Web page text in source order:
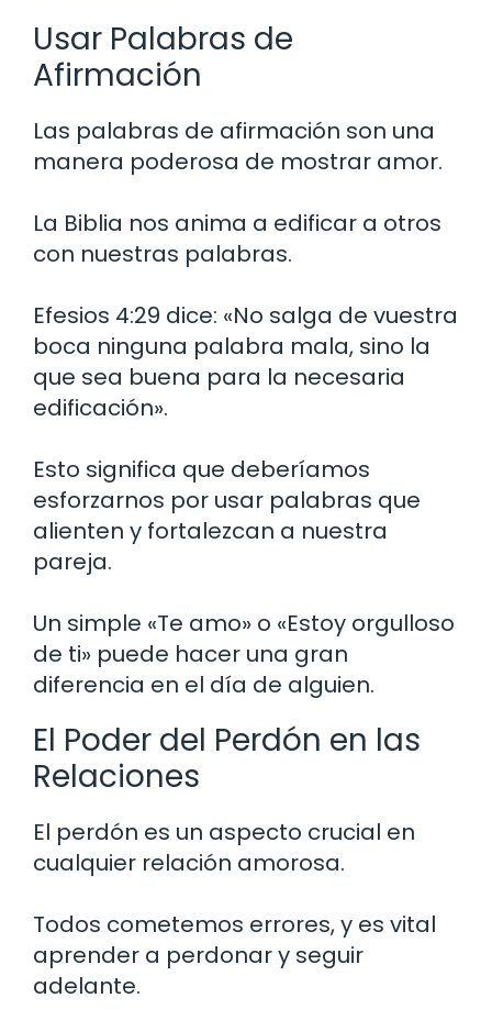
Usar Palabras de
Afirmación
Las palabras de afirmación son una
manera poderosa de mostrar amor.
La Biblia nos anima a edificar a otros
con nuestras palabras.
Efesios 4:29 dice: «No salga de vuestra
boca ninguna palabra mala, sino la
que sea buena para la necesaria
edificación».
Esto significa que deberíamos
esforzarnos por usar palabras que
alienten y fortalezcan a nuestra
pareja.
Un simple «Te amo» o «Estoy orgulloso
de ti» puede hacer una gran
diferencia en el día de alguien.
El Poder del Perdón en las
Relaciones
El perdón es un aspecto crucial en
cualquier relación amorosa.
Todos cometemos errores, y es vital
aprender a perdonar y seguir
adelante.